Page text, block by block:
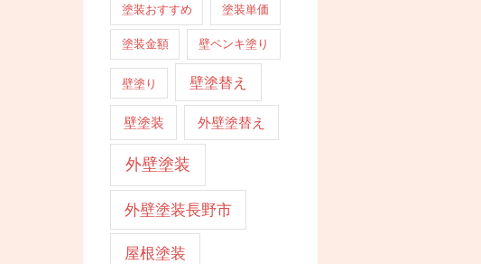
塗装おすすめ 塗装単価
塗装金額 壁ペンキ塗り
壁塗り 壁塗替え
壁塗装 外壁塗替え
外壁塗装
外壁塗装長野市
屋根塗装